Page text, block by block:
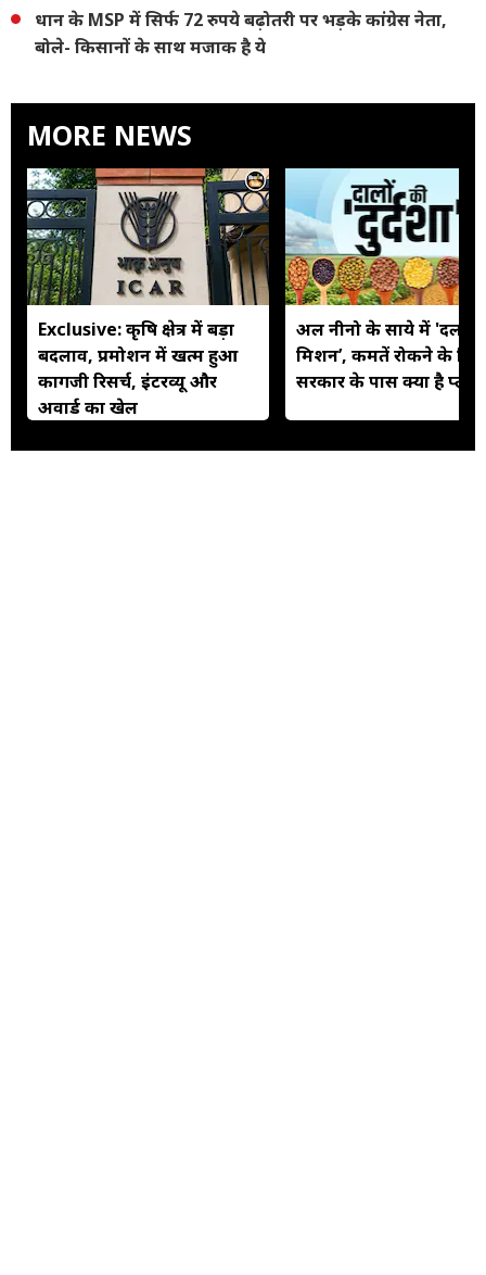
धान के MSP में सिर्फ 72 रुपये बढ़ोतरी पर भड़के कांग्रेस नेता,
बोले- किसानों के साथ मजाक है ये
MORE NEWS
Exclusive: कृष‍ि क्षेत्र में बड़ा
बदलाव, प्रमोशन में खत्म हुआ
कागजी र‍िसर्च, इंटरव्यू और
अवार्ड का खेल
अल नीनो के साये में 'दलहन
मिशन’, कीमतें रोकने के लिए
सरकार के पास क्या है